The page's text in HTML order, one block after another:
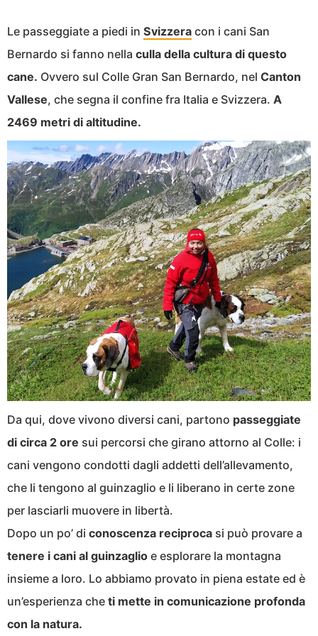
Le passeggiate a piedi in Svizzera con i cani San
Bernardo si fanno nella culla della cultura di questo
cane. Ovvero sul Colle Gran San Bernardo, nel Canton
Vallese, che segna il confine fra Italia e Svizzera. A
2469 metri di altitudine.
Da qui, dove vivono diversi cani, partono passeggiate
di circa 2 ore sui percorsi che girano attorno al Colle: i
cani vengono condotti dagli addetti dell’allevamento,
che li tengono al guinzaglio e li liberano in certe zone
per lasciarli muovere in libertà.
Dopo un po’ di conoscenza reciproca si può provare a
tenere i cani al guinzaglio e esplorare la montagna
insieme a loro. Lo abbiamo provato in piena estate ed è
un’esperienza che ti mette in comunicazione profonda
con la natura.